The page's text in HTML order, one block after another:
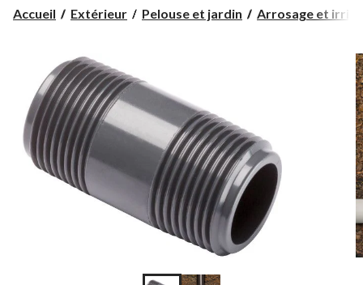
Accueil Extérieur Pelouse et jardin Arrosage et